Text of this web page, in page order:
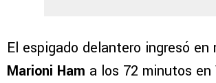
El espigado delantero ingresó en
Marioni Ham a los 72 minutos en